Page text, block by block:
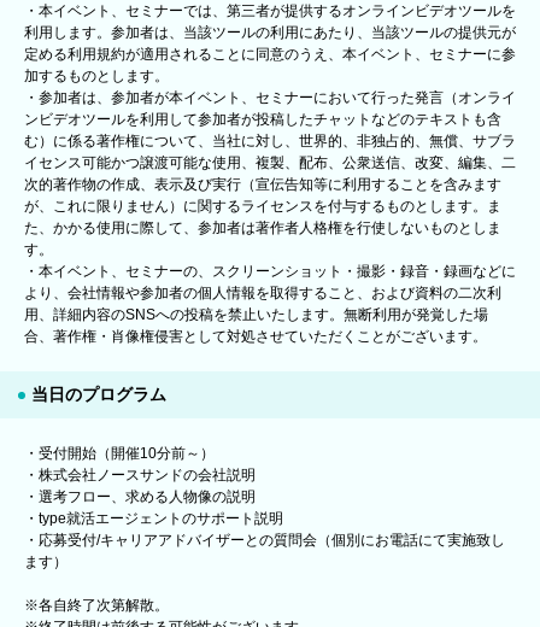
・本イベント、セミナーでは、第三者が提供するオンラインビデオツールを
利用します。参加者は、当該ツールの利用にあたり、当該ツールの提供元が
定める利用規約が適用されることに同意のうえ、本イベント、セミナーに参
加するものとします。
・参加者は、参加者が本イベント、セミナーにおいて行った発言（オンライ
ンビデオツールを利用して参加者が投稿したチャットなどのテキストも含
む）に係る著作権について、当社に対し、世界的、非独占的、無償、サブラ
イセンス可能かつ譲渡可能な使用、複製、配布、公衆送信、改変、編集、二
次的著作物の作成、表示及び実行（宣伝告知等に利用することを含みます
が、これに限りません）に関するライセンスを付与するものとします。ま
た、かかる使用に際して、参加者は著作者人格権を行使しないものとしま
す。
・本イベント、セミナーの、スクリーンショット・撮影・録音・録画などに
より、会社情報や参加者の個人情報を取得すること、および資料の二次利
用、詳細内容のSNSへの投稿を禁止いたします。無断利用が発覚した場
合、著作権・肖像権侵害として対処させていただくことがございます。
当日のプログラム
・受付開始（開催10分前～）
・株式会社ノースサンドの会社説明
・選考フロー、求める人物像の説明
・type就活エージェントのサポート説明
・応募受付/キャリアアドバイザーとの質問会（個別にお電話にて実施致し
ます）
※各自終了次第解散。